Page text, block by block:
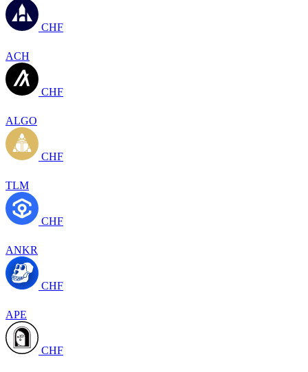
CHF
ACH
CHF
ALGO
CHF
TLM
CHF
ANKR
CHF
APE
CHF